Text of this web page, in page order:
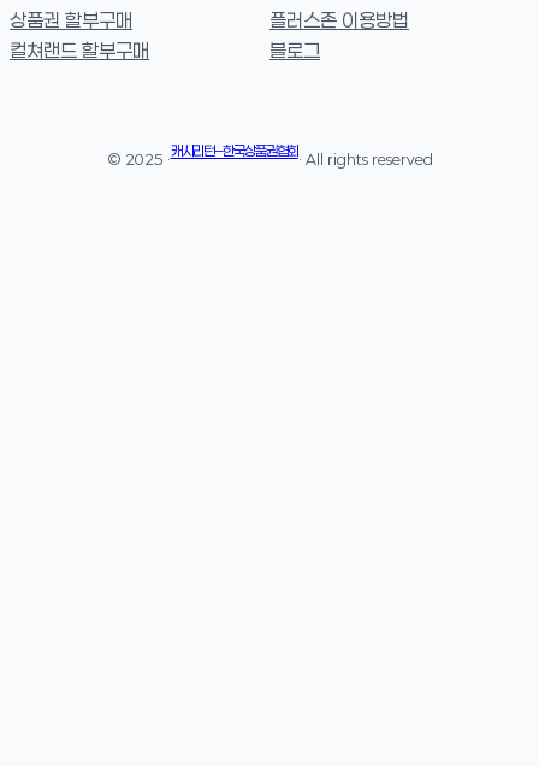
상품권 할부구매
컬쳐랜드 할부구매
플러스존 이용방법
블로그
© 2025 ·
캐시리턴 – 한국상품권협회
· All rights reserved